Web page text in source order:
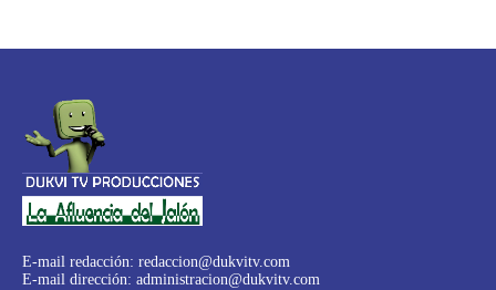
E-mail redacción: redaccion@dukvitv.com
E-mail dirección: administracion@dukvitv.com